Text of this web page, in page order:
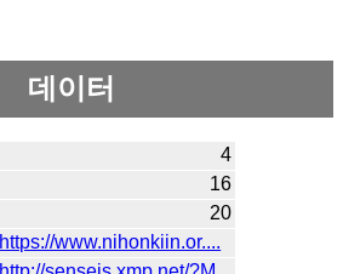
데이터
4
16
20
https://www.nihonkiin.or....